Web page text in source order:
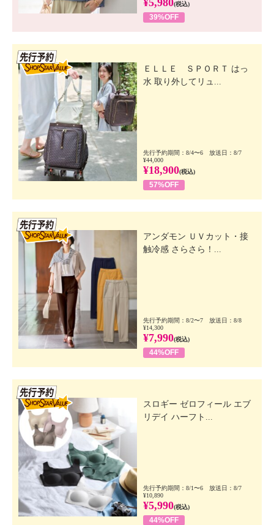
(税込)
39%OFF
ＥＬＬＥ ＳＰＯＲＴ はっ
水 取り外してリュ...
先行予約期間：8/4〜6 放送日：8/7
¥44,000
¥18,900(税込)
57%OFF
アンダモン ＵＶカット・接
触冷感 さらさら！...
先行予約期間：8/2〜7 放送日：8/8
¥14,300
¥7,990(税込)
44%OFF
スロギー ゼロフィール エブ
リデイ ハーフト...
先行予約期間：8/1〜6 放送日：8/7
¥10,890
¥5,990(税込)
44%OFF